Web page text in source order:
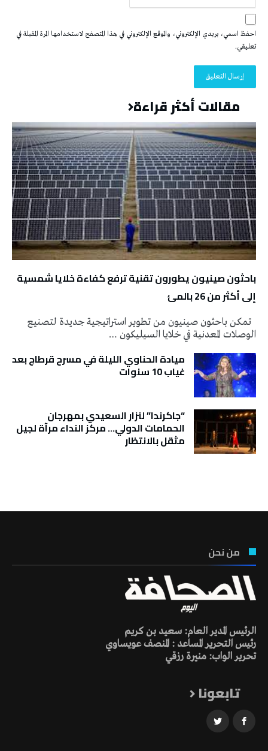
احفظ اسمي، بريدي الإلكتروني، والموقع الإلكتروني في هذا المتصفح لاستخدامها المرة المقبلة في
تعليقي.
مقالات أكثر قراءة
باحثون صينيون يطورون تقنية ترفع كفاءة خلايا شمسية
إلى أكثر من 26 بالمئ
تمكن باحثون صينيون من تطوير استراتيجية جديدة لتصنيع
الوصلات المعدنية في خلايا السيليكون …
ميادة الحناوي الليلة في مسرح قرطاج بعد
غياب 10 سنوات
“جاكرندا” لنزار السعيدي بمهرجان
الحمامات الدولي… مركز النداء مرآة لجيل
مثقل بالانتظار
من نحن
الرئيس المدير العام: سعيد بن كريم
رئيس التحرير المساعد : المنصف عويساوي
تحرير الواب: منيرة رزقي
تابعونا